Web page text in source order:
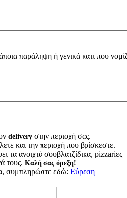
παράληψη ή γενικά κατι που
delivery στην περιοχή σας.
και την περιοχή που βρίσκεστε.
τα ανοιχτά σουβλατζίδικα, pizzariες
τους. Καλή σας όρεξη!
συμπληρώστε εδώ: Εύρεση